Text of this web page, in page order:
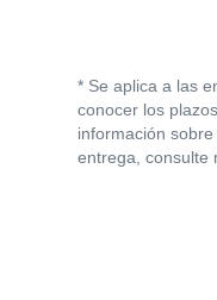
* Se aplica a las
conocer los
información
entrega, consulte